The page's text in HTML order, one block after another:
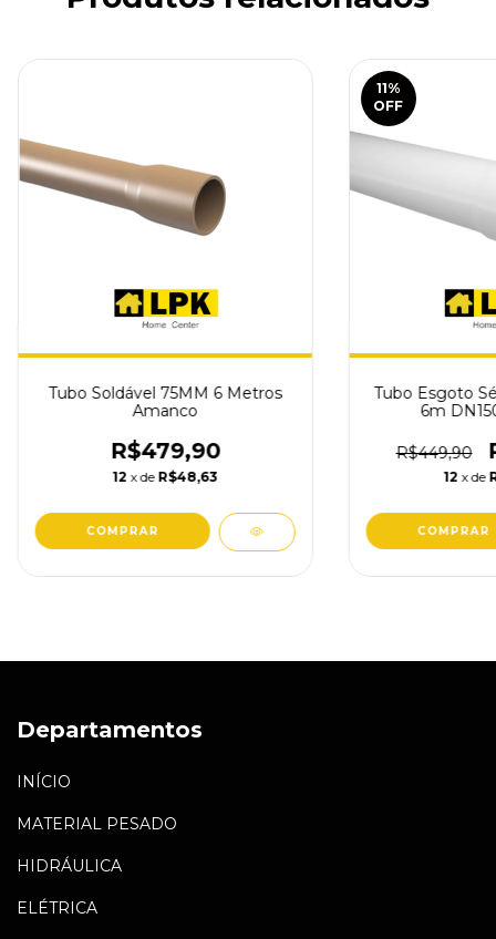
Tubo Soldável 75MM 6 Metros
Amanco
R$479,90
12 x de R$48,63
11%
OFF
Tubo Esgoto
6m
R$449,90
12 x de
Departamentos
INÍCIO
MATERIAL PESADO
HIDRÁULICA
ELÉTRICA